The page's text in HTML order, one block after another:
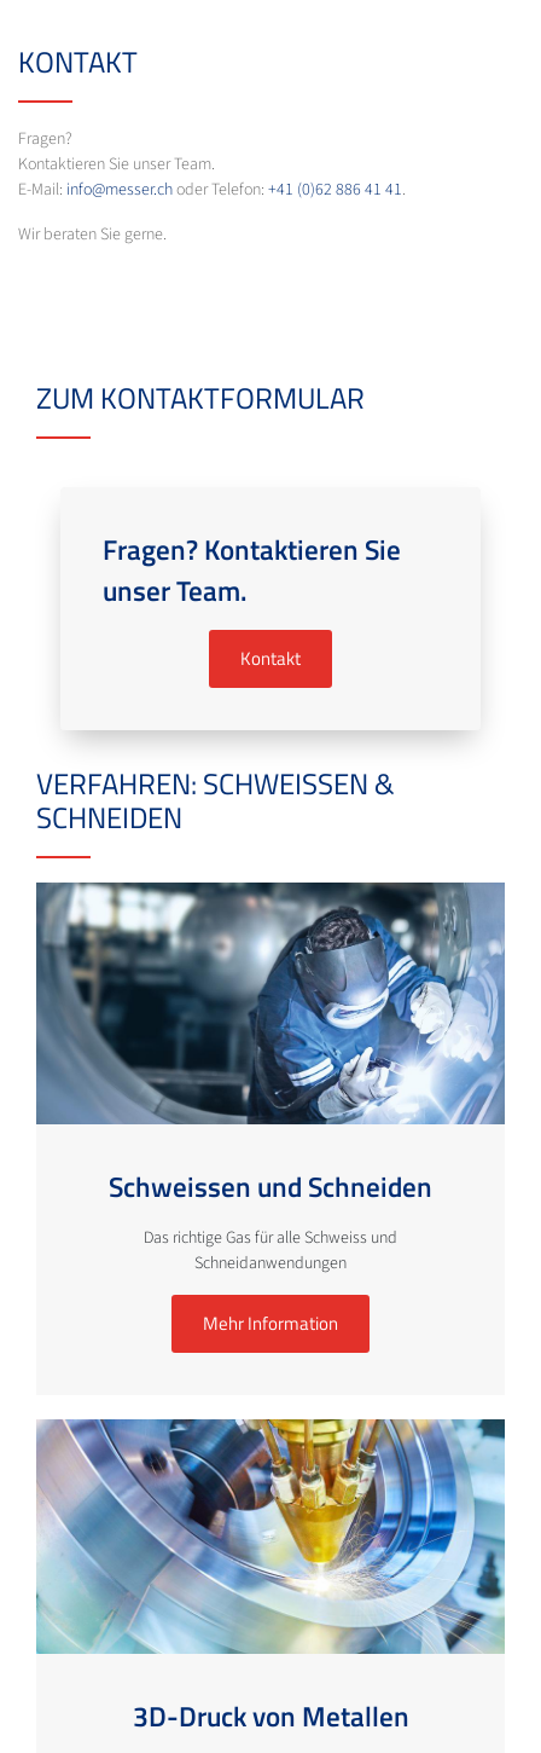
KONTAKT
Fragen?
Kontaktieren Sie unser Team.
E-Mail: info@messer.choder Telefon: +41 (0)62 886 41 41.
Wir beraten Sie gerne.
ZUM KONTAKTFORMULAR
Fragen? Kontaktieren Sie
unser Team.
Kontakt
VERFAHREN: SCHWEISSEN &
SCHNEIDEN
Schweissen und Schneiden
Das richtige Gas für alle Schweiss und
Schneidanwendungen
Mehr Information
3D-Druck von Metallen